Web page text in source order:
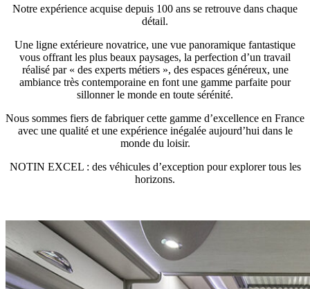
Notre expérience acquise depuis 100 ans se retrouve dans chaque
détail.
Une ligne extérieure novatrice, une vue panoramique fantastique
vous offrant les plus beaux paysages, la perfection d’un travail
réalisé par « des experts métiers », des espaces généreux, une
ambiance très contemporaine en font une gamme parfaite pour
sillonner le monde en toute sérénité.
Nous sommes fiers de fabriquer cette gamme d’excellence en France
avec une qualité et une expérience inégalée aujourd’hui dans le
monde du loisir.
NOTIN EXCEL : des véhicules d’exception pour explorer tous les
horizons.